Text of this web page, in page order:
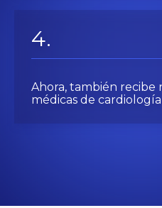
Ahora, también recibe
médicas de